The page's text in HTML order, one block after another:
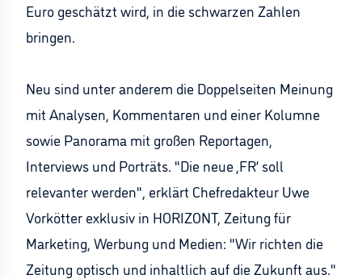
Euro geschätzt wird, in die schwarzen Zahlen
bringen.
Neu sind unter anderem die Doppelseiten Meinung
mit Analysen, Kommentaren und einer Kolumne
sowie Panorama mit großen Reportagen,
Interviews und Porträts. "Die neue ,FR’ soll
relevanter werden", erklärt Chefredakteur Uwe
Vorkötter exklusiv in HORIZONT, Zeitung für
Marketing, Werbung und Medien: "Wir richten die
Zeitung optisch und inhaltlich auf die Zukunft aus."